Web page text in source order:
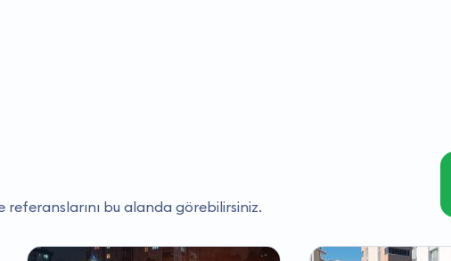
referanslarını bu alanda görebilirsiniz.